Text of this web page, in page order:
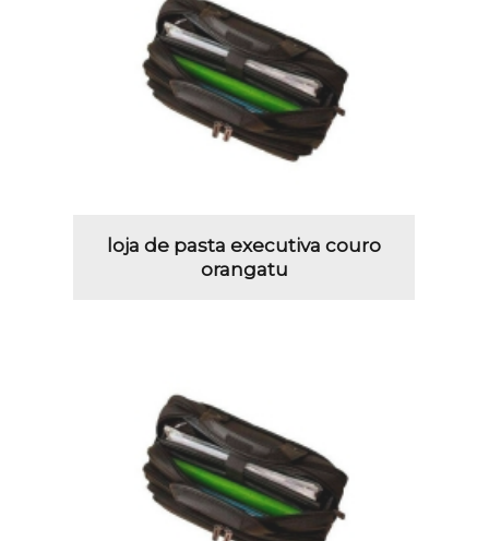
loja de pasta executiva couro
orangatu